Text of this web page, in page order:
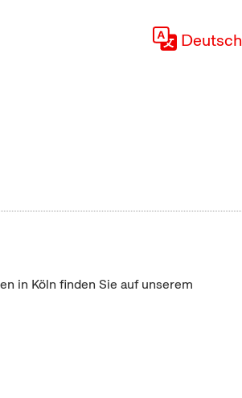
Deutsch
in Köln finden Sie auf unserem